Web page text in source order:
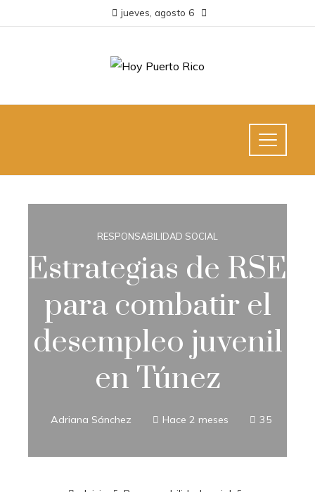
jueves, agosto 6
RESPONSABILIDAD SOCIAL
Estrategias de RSE
para combatir el
desempleo juvenil
en Túnez
Adriana Sánchez Hace 2 meses 35